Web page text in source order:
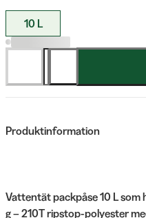
10 L
Produktinformation
Vattentät packpåse 10 L som
g – 210T ripstop-polyester